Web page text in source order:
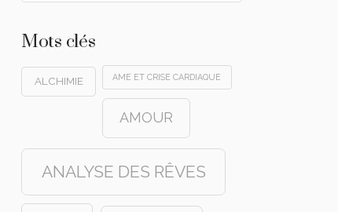
Mots clés
ALCHIMIE AME ET CRISE CARDIAQUE
AMOUR
ANALYSE DES RÊVES